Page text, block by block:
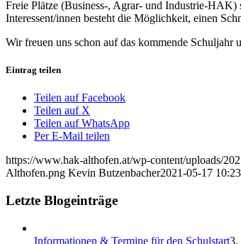
Freie Plätze (Business-, Agrar- und Industrie-
Interessent/innen besteht die Möglichkeit, einen
Wir freuen uns schon auf das kommende
Eintrag teilen
Teilen auf Facebook
Teilen auf X
Teilen auf WhatsApp
Per E-Mail teilen
https://www.hak-althofen.at/wp-content/uploads/
Althofen.png Kevin Butzenbacher2021-05-17
Letzte Blogeinträge
Informationen & Termine für den Schulstart3.